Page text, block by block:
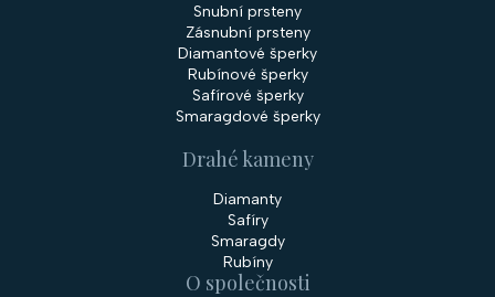
Snubní prsteny
Zásnubní prsteny
Diamantové šperky
Rubínové šperky
Safírové šperky
Smaragdové šperky
Drahé kameny
Diamanty
Safíry
Smaragdy
Rubíny
O společnosti